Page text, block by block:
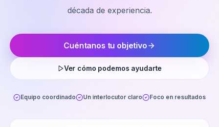
década de experiencia.
Cuéntanos tu objetivo
Ver cómo podemos ayudarte
Equipo coordinado Un interlocutor claro Foco en resultados